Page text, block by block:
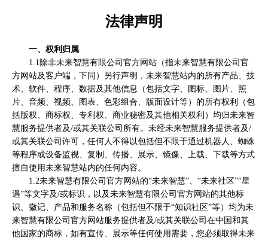
法律声明
一、权利归属
1.1除非未来智慧有限公司官方网站（指未来智慧有限公司官
方网站及客户端，下同）另行声明，未来智慧站内的所有产品、技
术、软件、程序、数据及其他信息（包括文字、图标、图片、照
片、音频、视频、图表、色彩组合、版面设计等）的所有权利（包
括版权、商标权、专利权、商业秘密及其他相关权利）均归未来智
慧服务提供者及/或其关联公司所有。未经未来智慧服务提供者及/
或其关联公司许可，任何人不得以包括但不限于通过机器人、蜘蛛
等程序或设备监视、复制、传播、展示、镜像、上载、下载等方式
擅自使用未来智慧站内的任何内容。
1.2未来智慧有限公司官方网站的“未来智慧”、“未来社区”“星
遇”等文字及/或标识，以及未来智慧有限公司官方网站的其他标
识、徽记、产品和服务名称（包括但不限于“知识社区”等）均为未
来智慧有限公司官方网站服务提供者及/或其关联公司在中国和其
他国家的商标，如有宣传、展示等任何使用需要，您必须取得未来